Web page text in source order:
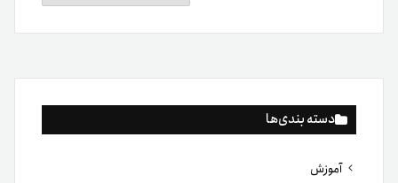
دسته بندی‌ها
آموزش